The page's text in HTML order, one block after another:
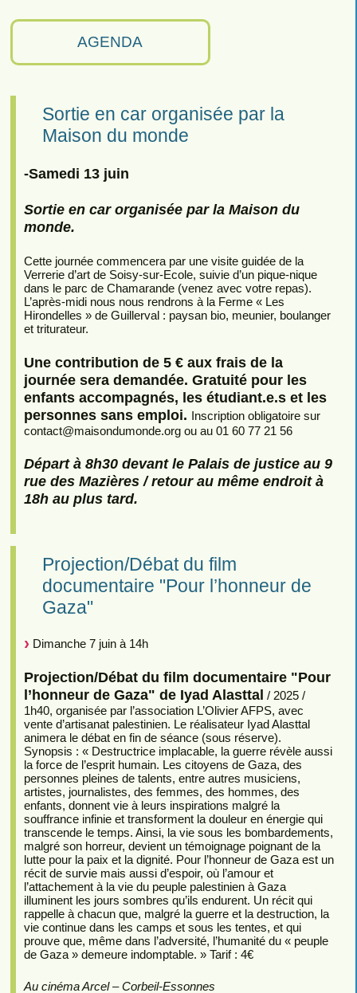
AGENDA
Sortie en car organisée par la
Maison du monde
-Samedi 13 juin
Sortie en car organisée par la Maison du
monde.
Cette journée commencera par une visite guidée de la
Verrerie d’art de Soisy-sur-Ecole, suivie d’un pique-nique
dans le parc de Chamarande (venez avec votre repas).
L’après-midi nous nous rendrons à la Ferme « Les
Hirondelles » de Guillerval : paysan bio, meunier, boulanger
et triturateur.
Une contribution de 5 € aux frais de la
journée sera demandée. Gratuité pour les
enfants accompagnés, les étudiant.e.s et les
personnes sans emploi. Inscription obligatoire sur
contact@maisondumonde.org ou au 01 60 77 21 56
Départ à 8h30 devant le Palais de justice au 9
rue des Mazières / retour au même endroit à
18h au plus tard.
Projection/Débat du film
documentaire "Pour l’honneur de
Gaza"
Dimanche 7 juin à 14h
Projection/Débat du film documentaire "Pour
l’honneur de Gaza" de Iyad Alasttal / 2025 /
1h40, organisée par l’association L’Olivier AFPS, avec
vente d’artisanat palestinien. Le réalisateur Iyad Alasttal
animera le débat en fin de séance (sous réserve).
Synopsis : « Destructrice implacable, la guerre révèle aussi
la force de l’esprit humain. Les citoyens de Gaza, des
personnes pleines de talents, entre autres musiciens,
artistes, journalistes, des femmes, des hommes, des
enfants, donnent vie à leurs inspirations malgré la
souffrance infinie et transforment la douleur en énergie qui
transcende le temps. Ainsi, la vie sous les bombardements,
malgré son horreur, devient un témoignage poignant de la
lutte pour la paix et la dignité. Pour l’honneur de Gaza est un
récit de survie mais aussi d’espoir, où l’amour et
l’attachement à la vie du peuple palestinien à Gaza
illuminent les jours sombres qu’ils endurent. Un récit qui
rappelle à chacun que, malgré la guerre et la destruction, la
vie continue dans les camps et sous les tentes, et qui
prouve que, même dans l’adversité, l’humanité du « peuple
de Gaza » demeure indomptable. » Tarif : 4€
Au cinéma Arcel – Corbeil-Essonnes